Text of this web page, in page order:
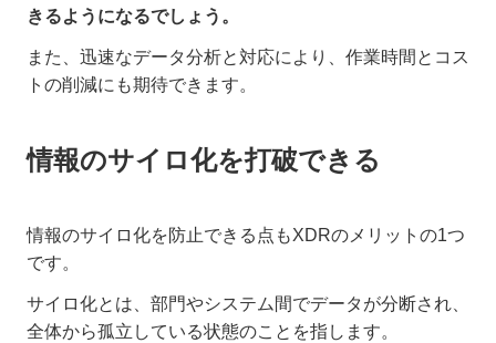
きるようになるでしょう。
また、迅速なデータ分析と対応により、作業時間とコス
トの削減にも期待できます。
情報のサイロ化を打破できる
情報のサイロ化を防止できる点もXDRのメリットの1つ
です。
サイロ化とは、部門やシステム間でデータが分断され、
全体から孤立している状態のことを指します。